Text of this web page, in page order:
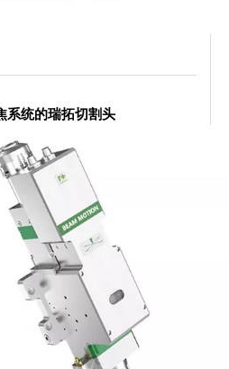
系统的瑞拓切割头